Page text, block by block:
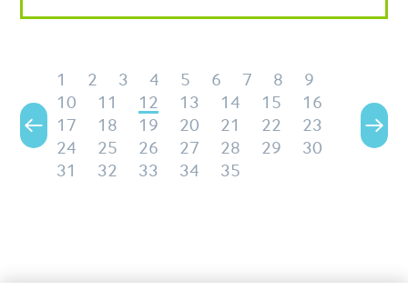
1 2 3 4 5 6 7 8
9
10
11 12 13 14 15
16
17
18 19 20 21 22
23
24
25 26 27 28 29
30
31
32 33 34 35